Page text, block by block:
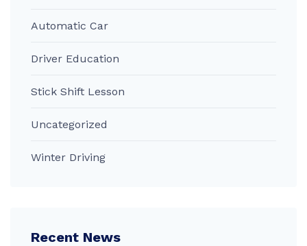
Automatic Car
Driver Education
Stick Shift Lesson
Uncategorized
Winter Driving
Recent News